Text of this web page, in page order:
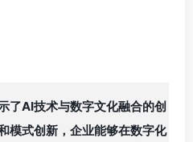
了AI技术与数字文化融合的创
模式创新，企业能够在数字化